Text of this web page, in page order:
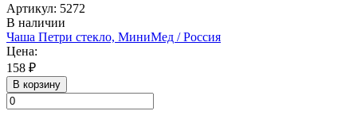
Артикул: 5272
В наличии
Чаша Петри стекло, МиниМед / Россия
Цена:
158 ₽
В корзину